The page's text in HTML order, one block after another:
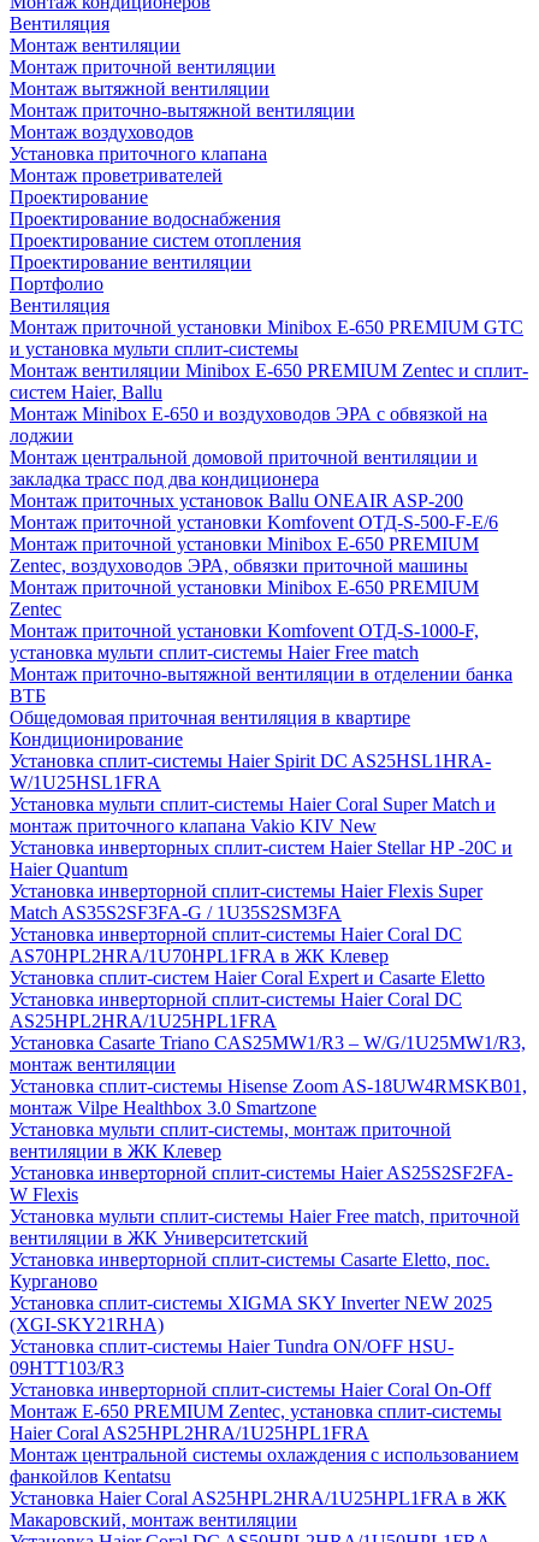
Вентиляция
Монтаж вентиляции
Монтаж приточной вентиляции
Монтаж вытяжной вентиляции
Монтаж приточно-вытяжной вентиляции
Монтаж воздуховодов
Установка приточного клапана
Монтаж проветривателей
Проектирование
Проектирование водоснабжения
Проектирование систем отопления
Проектирование вентиляции
Портфолио
Вентиляция
Монтаж приточной установки Minibox E-650 PREMIUM GTC
и установка мульти сплит-системы
Монтаж вентиляции Minibox E-650 PREMIUM Zentec и сплит-
систем Haier, Ballu
Монтаж Minibox E-650 и воздуховодов ЭРА с обвязкой на
лоджии
Монтаж центральной домовой приточной вентиляции и
закладка трасс под два кондиционера
Монтаж приточных установок Ballu ONEAIR ASP-200
Монтаж приточной установки Komfovent ОТД-S-500-F-E/6
Монтаж приточной установки Minibox E-650 PREMIUM
Zentec, воздуховодов ЭРА, обвязки приточной машины
Монтаж приточной установки Minibox E-650 PREMIUM
Zentec
Монтаж приточной установки Komfovent ОТД-S-1000-F,
установка мульти сплит-системы Haier Free match
Монтаж приточно-вытяжной вентиляции в отделении банка
ВТБ
Общедомовая приточная вентиляция в квартире
Кондиционирование
Установка сплит-системы Haier Spirit DC AS25HSL1HRA-
W/1U25HSL1FRA
Установка мульти сплит-системы Haier Coral Super Match и
монтаж приточного клапана Vakio KIV New
Установка инверторных сплит-систем Haier Stellar HP -20С и
Haier Quantum
Установка инверторной сплит-системы Haier Flexis Super
Match AS35S2SF3FA-G / 1U35S2SM3FA
Установка инверторной сплит-системы Haier Coral DC
AS70HPL2HRA/1U70HPL1FRA в ЖК Клевер
Установка сплит-систем Haier Coral Expert и Casarte Eletto
Установка инверторной сплит-системы Haier Coral DC
AS25HPL2HRA/1U25HPL1FRA
Установка Casarte Triano CAS25MW1/R3 – W/G/1U25MW1/R3,
монтаж вентиляции
Установка сплит-системы Hisense Zoom AS-18UW4RMSKB01,
монтаж Vilpe Healthbox 3.0 Smartzone
Установка мульти сплит-системы, монтаж приточной
вентиляции в ЖК Клевер
Установка инверторной сплит-системы Haier AS25S2SF2FA-
W Flexis
Установка мульти сплит-системы Haier Free match, приточной
вентиляции в ЖК Университетский
Установка инверторной сплит-системы Casarte Eletto, пос.
Курганово
Установка сплит-системы XIGMA SKY Inverter NEW 2025
(XGI-SKY21RHA)
Установка сплит-системы Haier Tundra ON/OFF HSU-
09HTT103/R3
Установка инверторной сплит-системы Haier Coral On-Off
Монтаж E-650 PREMIUM Zentec, установка сплит-системы
Haier Coral AS25HPL2HRA/1U25HPL1FRA
Монтаж центральной системы охлаждения с использованием
фанкойлов Kentatsu
Установка Haier Coral AS25HPL2HRA/1U25HPL1FRA в ЖК
Макаровский, монтаж вентиляции